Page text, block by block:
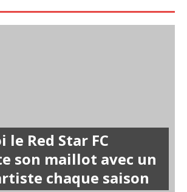
le Red Star FC
son maillot avec un
chaque saison